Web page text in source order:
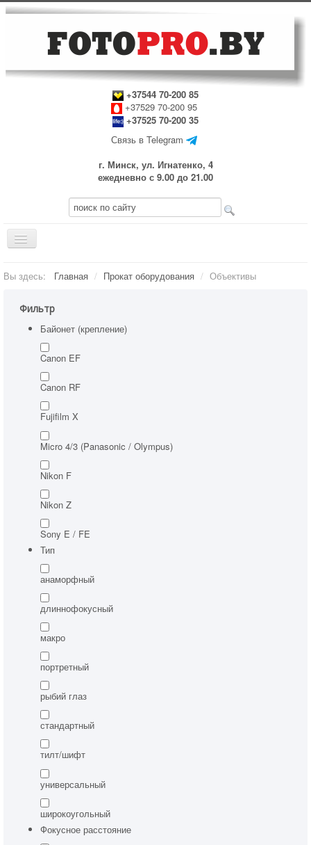
+37544 70-200 85
+37529 70-200 95
+37525 70-200 35
Связь в Telegram
г. Минск, ул. Игнатенко, 4
ежедневно с 9.00 до 21.00
Включить/
Главная
Услуги
Новости
Статьи
Обзоры
Доставка
Сделать заказ
Юридическим лицам
Вы здесь: Главная / Прокат оборудования / Объективы
Фильтр
Байонет (крепление)
Canon EF
Canon RF
Fujifilm X
Micro 4/3 (Panasonic / Olympus)
Nikon F
Nikon Z
Sony E / FE
Тип
анаморфный
длиннофокусный
макро
портретный
рыбий глаз
стандартный
тилт/шифт
универсальный
широкоугольный
Фокусное расстояние